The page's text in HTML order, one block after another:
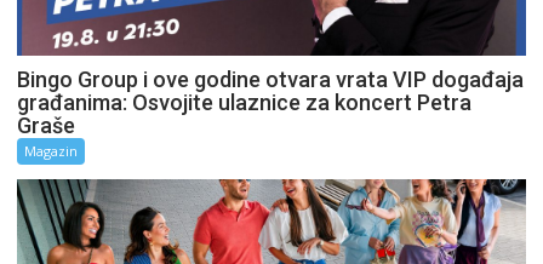
Bingo Group i ove godine otvara vrata VIP događaja
građanima: Osvojite ulaznice za koncert Petra
Graše
Magazin